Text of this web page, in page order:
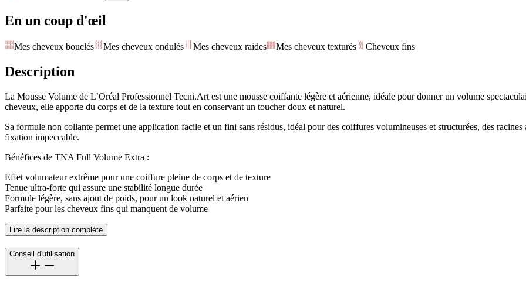
En un coup d'œil
Mes cheveux bouclés Mes cheveux ondulés Mes cheveux raides Mes cheveux texturés Cheveux fins
Description
La Mousse Volume de L’Oréal Professionnel Tecni.Art est une mousse coiffante légère et aérienne, idéale pour donner un volume
cheveux, elle apporte du corps et de la texture tout en conservant un toucher doux et naturel.
Sa formule non collante permet une application facile et un fini sans résidus, idéal pour des coiffures volumineuses et structurées, des
fixation impeccable.
Bénéfices de TNA Full Volume Extra :
Effet volumateur extrême pour une coiffure pleine de corps et de texture
Tenue ultra-forte qui assure une stabilité longue durée
Formule légère, sans ajout de poids, pour un look naturel et aérien
Parfaite pour les cheveux fins qui manquent de volume
Lire la description complète
Conseil d'utilisation